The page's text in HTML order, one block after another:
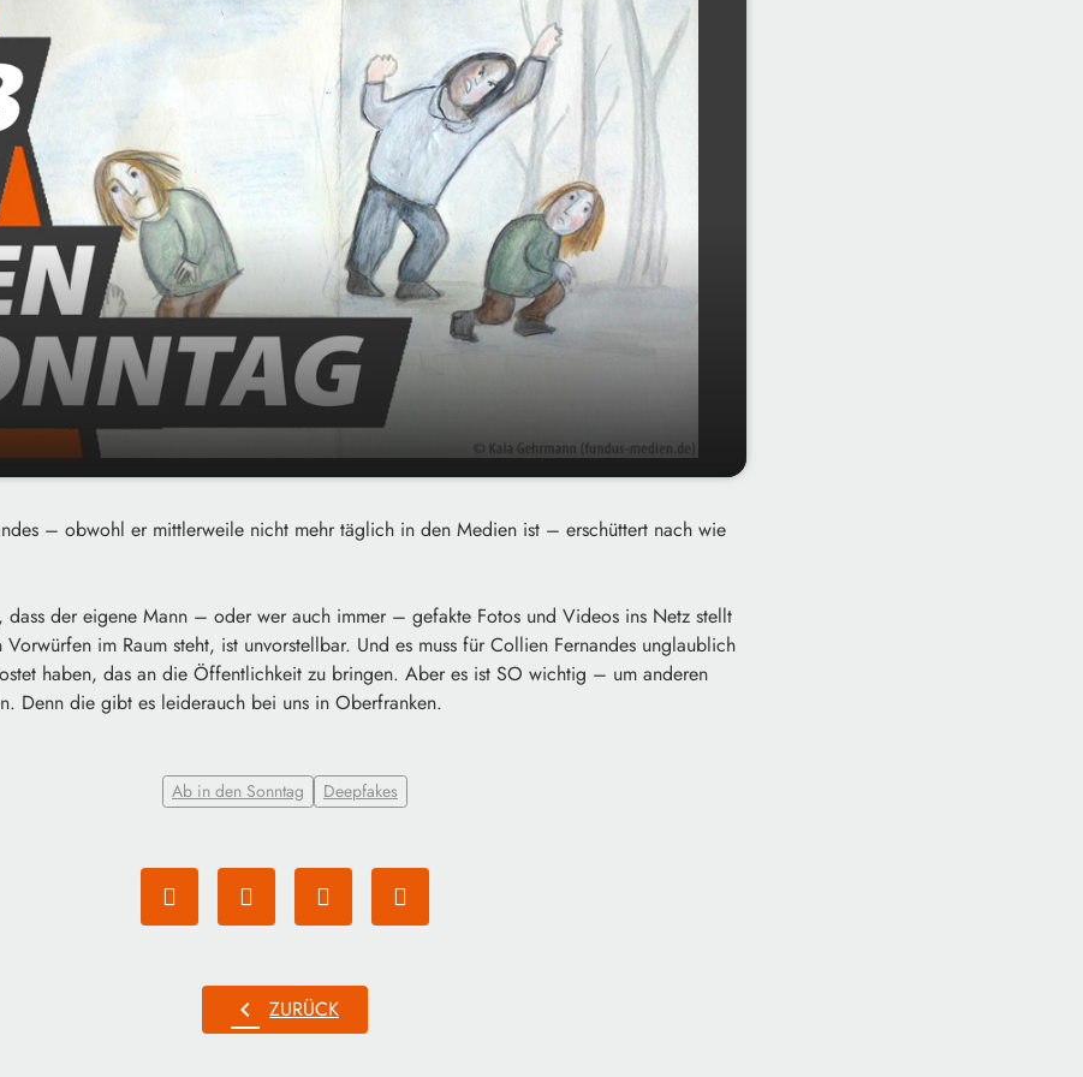
00:00 02:08
– obwohl er mittlerweile nicht mehr täglich in den Medien ist – erschüttert nach wie
der eigene Mann – oder wer auch immer – gefakte Fotos und Videos ins Netz stellt
im Raum steht, ist unvorstellbar. Und es muss für Collien Fernandes unglaublich
haben, das an die Öffentlichkeit zu bringen. Aber es ist SO wichtig – um anderen
Denn die gibt es leiderauch bei uns in Oberfranken.
Ab in den Sonntag Deepfakes
chevron_left ZURÜCK